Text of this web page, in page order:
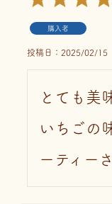
購入者
投稿日 2025/02/15
とても美
いちごの